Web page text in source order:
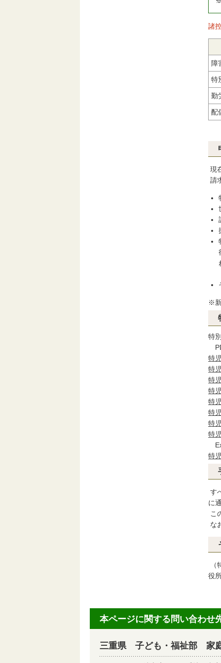
諸
障
特
勤
配
現
請
※
特
特
特
特
特
特
特
特
特
特
す
に
こ
な
（
役
本ページに関する問い合わせ
三重県 子ども・福祉部 家